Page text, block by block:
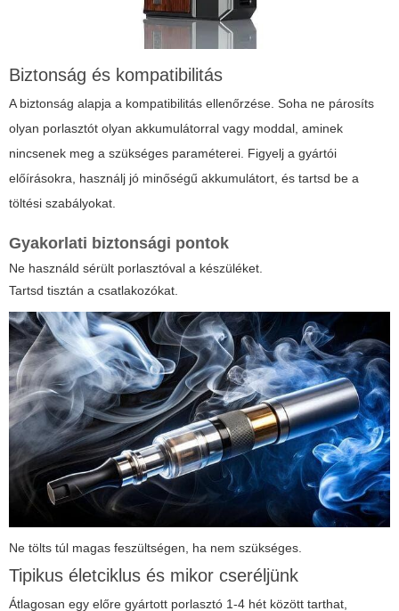
Biztonság és kompatibilitás
A biztonság alapja a kompatibilitás ellenőrzése. Soha ne párosíts
olyan porlasztót olyan akkumulátorral vagy moddal, aminek
nincsenek meg a szükséges paraméterei. Figyelj a gyártói
előírásokra, használj jó minőségű akkumulátort, és tartsd be a
töltési szabályokat.
Gyakorlati biztonsági pontok
Ne használd sérült porlasztóval a készüléket.
Tartsd tisztán a csatlakozókat.
Ne tölts túl magas feszültségen, ha nem szükséges.
Tipikus életciklus és mikor cseréljünk
Átlagosan egy előre gyártott porlasztó 1-4 hét között tarthat,